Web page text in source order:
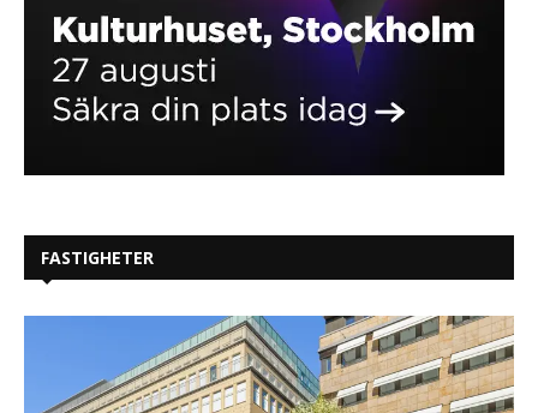
FASTIGHETER